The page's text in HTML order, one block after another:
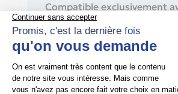
Compatible exclusivement
masque nasal
Tailles et ajustement
Disponible en trois tailles :
Medium (M)etWide (W)